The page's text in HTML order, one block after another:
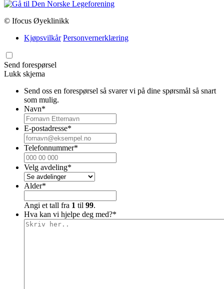
© Ifocus Øyeklinikk
Kjøpsvilkår Personvernerklæring
Send forespørsel
Lukk skjema
Send oss en forespørsel så svarer vi på dine spørsmål så snart
som mulig.
Navn*
E-postadresse*
Telefonnummer*
Velg avdeling*
Alder*
Angi et tall fra 1 til 99.
Hva kan vi hjelpe deg med?*